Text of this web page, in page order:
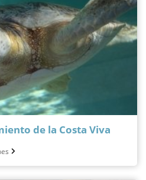
de la Costa Viva